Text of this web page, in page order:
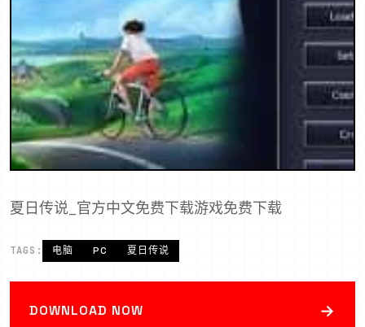
夏日传说_官方中文免费下载游戏免费下载
TAGS: 电脑 PC 夏日传说
DOWNLOAD NOW →